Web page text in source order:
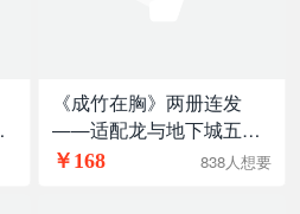
《成竹在胸》两册连发
——适配龙与地下城五版
的剧本集
￥168 838人想要